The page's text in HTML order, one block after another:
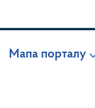
Мапа порталу